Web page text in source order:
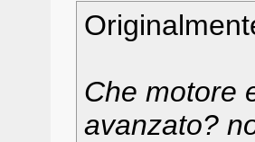
Che motore
avanzato?